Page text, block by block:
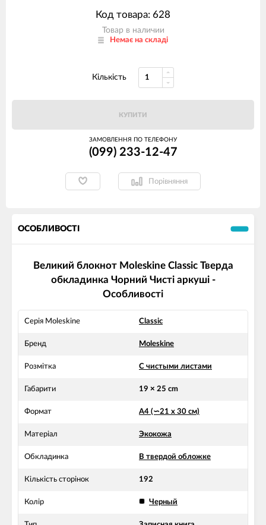
Код товара: 628
Товар в наличии
Немає на складі
Кількість
КУПИТИ
ЗАМОВЛЕННЯ ПО ТЕЛЕФОНУ
(099) 233-12-47
Порівняння
ОСОБЛИВОСТІ
Великий блокнот Moleskine Classic Тверда
обкладинка Чорний Чисті аркуші -
Особливості
Серія Moleskine Classic
Бренд Moleskine
Розмітка С чистыми листами
Габарити 19 × 25 cm
Формат А4 (∽21 х 30 см)
Матеріал Экокожа
Обкладинка В твердой обложке
Кількість сторінок 192
Колір Черный